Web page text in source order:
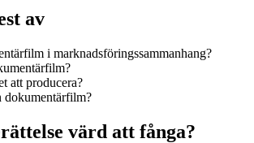
av
i marknadsföringssammanhang?
att producera?
dokumentärfilm?
värd att fånga?